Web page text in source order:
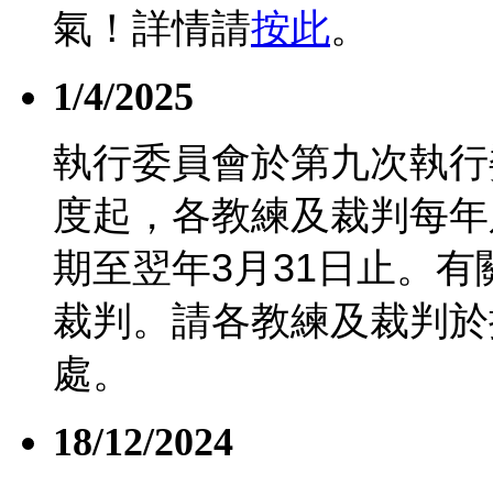
氣！詳情請按此。
1/4/2025
執行委員會於第九次執
度起，各教練及裁判每
期至翌年3月 31 日止。
裁判。請各教練及裁判
處。
18/12/2024